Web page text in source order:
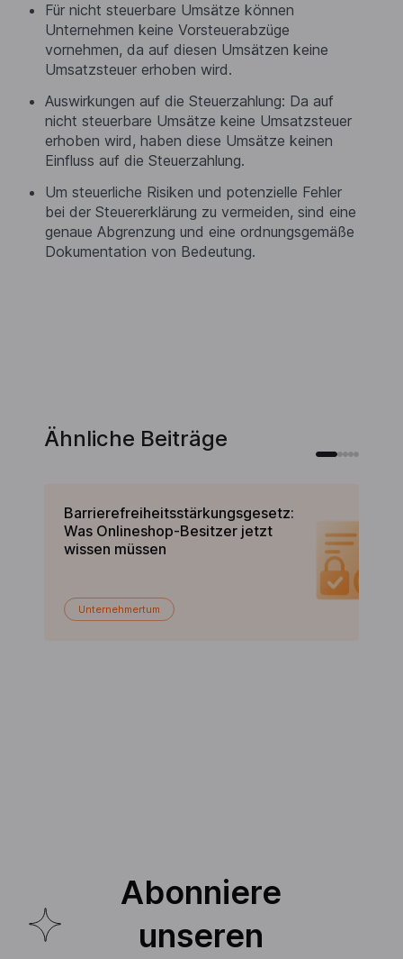
Für nicht steuerbare Umsätze können
Unternehmen keine Vorsteuerabzüge
vornehmen, da auf diesen Umsätzen keine
Umsatzsteuer erhoben wird.
Auswirkungen auf die Steuerzahlung: Da auf
nicht steuerbare Umsätze keine Umsatzsteuer
erhoben wird, haben diese Umsätze keinen
Einfluss auf die Steuerzahlung.
Um steuerliche Risiken und potenzielle Fehler
bei der Steuererklärung zu vermeiden, sind eine
genaue Abgrenzung und eine ordnungsgemäße
Dokumentation von Bedeutung.
Ähnliche Beiträge
Barrierefreiheitsstärkungsgesetz:
Was Onlineshop-Besitzer jetzt
wissen müssen
Unternehmertum
Abonniere
unseren